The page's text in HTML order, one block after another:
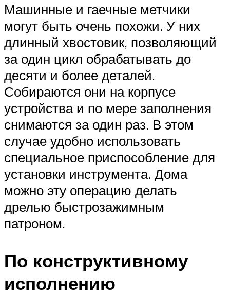
Машинные и гаечные метчики
могут быть очень похожи. У них
длинный хвостовик, позволяющий
за один цикл обрабатывать до
десяти и более деталей.
Собираются они на корпусе
устройства и по мере заполнения
снимаются за один раз. В этом
случае удобно использовать
специальное приспособление для
установки инструмента. Дома
можно эту операцию делать
дрелью быстрозажимным
патроном.
По конструктивному
исполнению